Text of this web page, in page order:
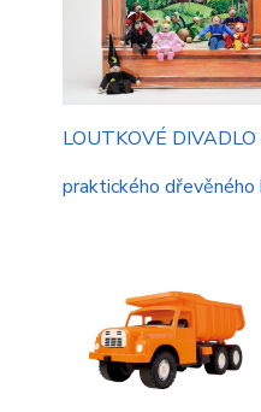
LOUTKOVÉ
praktického dřevěného